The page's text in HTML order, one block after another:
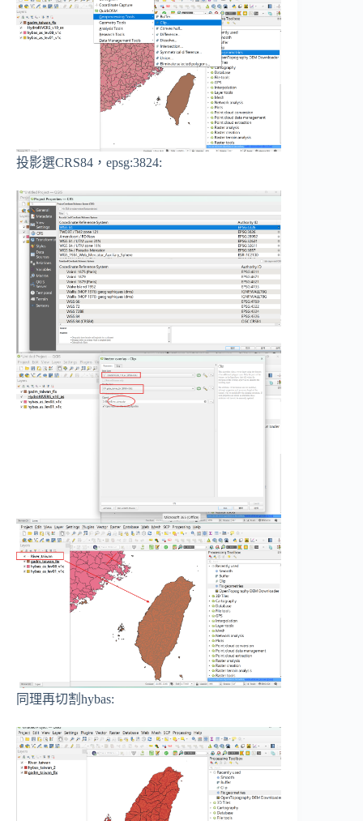
投影選CRS84，epsg:3824:
同理再切割hybas: